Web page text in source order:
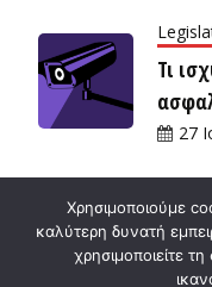
Τι
27
Χρησιμοποιούμε
καλύτερη δυνατή
χρησιμοποιείτε